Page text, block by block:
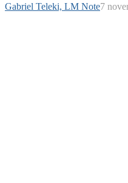
Gabriel Teleki, LM Note7